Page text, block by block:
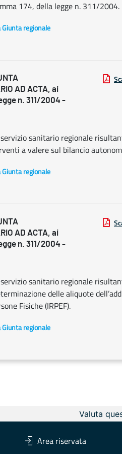
174, della legge n. 311/2004.
regionale
AD ACTA, ai
n. 311/2004 -
sanitario regionale
a valere sul bilancio
regionale
AD ACTA, ai
n. 311/2004 -
sanitario regionale
delle aliquote
Fisiche (IRPEF).
regionale
Valuta
Area riservata